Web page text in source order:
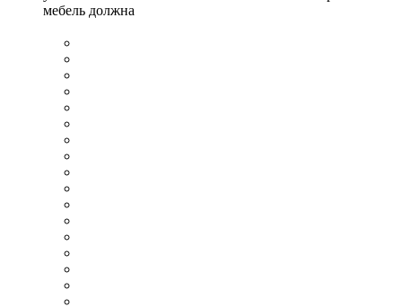
мебель должна